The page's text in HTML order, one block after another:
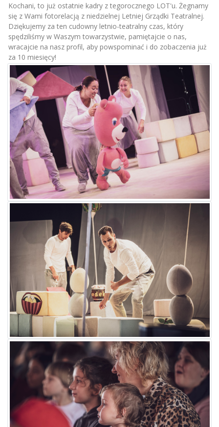
Kochani, to już ostatnie kadry z tegorocznego LOT'u. Żegnamy
się z Wami fotorelacją z niedzielnej Letniej Grządki Teatralnej.
Dziękujemy za ten cudowny letnio-teatralny czas, który
spędziliśmy w Waszym towarzystwie, pamiętajcie o nas,
wracajcie na nasz profil, aby powspominać i do zobaczenia już
za 10 miesięcy!